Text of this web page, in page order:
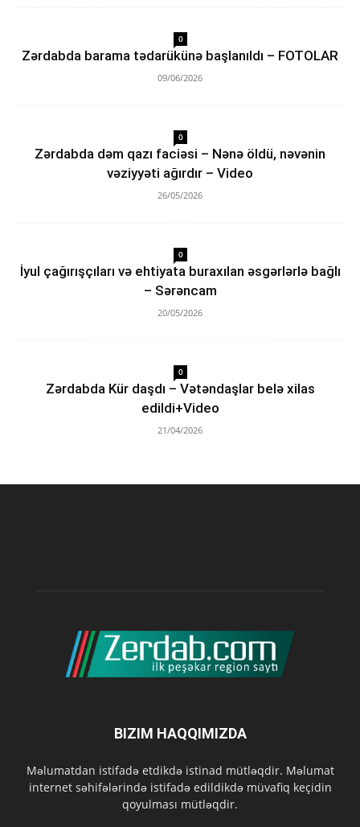
0
Zərdabda barama tədarükünə başlanıldı – FOTOLAR
09/06/2026
0
Zərdabda dəm qazı faciəsi – Nənə öldü, nəvənin
vəziyyəti ağırdır – Video
26/05/2026
0
İyul çağırışçıları və ehtiyata buraxılan əsgərlərlə bağlı
– Sərəncam
20/05/2026
0
Zərdabda Kür daşdı – Vətəndaşlar belə xilas
edildi+Video
21/04/2026
BIZIM HAQQIMIZDA
Məlumatdan istifadə etdikdə istinad mütləqdir. Məlumat
internet səhifələrində istifadə edildikdə müvafiq keçidin
qoyulması mütləqdir.